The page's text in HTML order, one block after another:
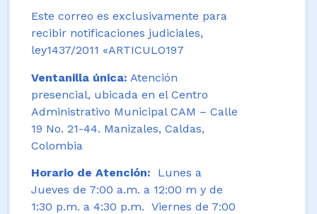
Este correo es exclusivamente para
recibir notificaciones judiciales,
ley1437/2011 «ARTICULO197
Ventanilla única: Atención
presencial, ubicada en el Centro
Administrativo Municipal CAM – Calle
19 No. 21-44. Manizales, Caldas,
Colombia
Horario de Atención:
Lunes a
Jueves de 7:00 a.m. a 12:00 m y de
1:30 p.m. a 4:30 p.m. Viernes de 7:00